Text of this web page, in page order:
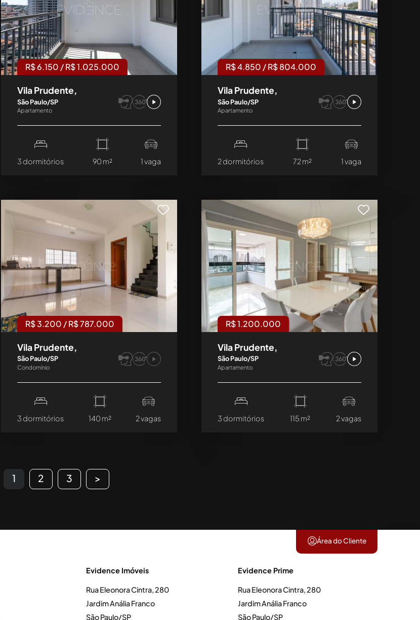
R$ 6.150 / R$ 1.025.000
Vila Prudente,
São Paulo/SP
Apartamento
3 dormitórios 90 m² 1 vaga
R$ 4.850 / R$ 804.000
Vila Prudente,
São Paulo/SP
Apartamento
2 dormitórios 72 m² 1 vaga
R$ 3.200 / R$ 787.000
Vila Prudente,
São Paulo/SP
Condomínio
3 dormitórios 140 m² 2 vagas
R$ 1.200.000
Vila Prudente,
São Paulo/SP
Apartamento
3 dormitórios 115 m² 2 vagas
1 2 3 >
Área do Cliente
Evidence Imóveis
Rua Eleonora Cintra, 280
Jardim Anália Franco
São Paulo/SP
Evidence Prime
Rua Eleonora Cintra, 280
Jardim Anália Franco
São Paulo/SP